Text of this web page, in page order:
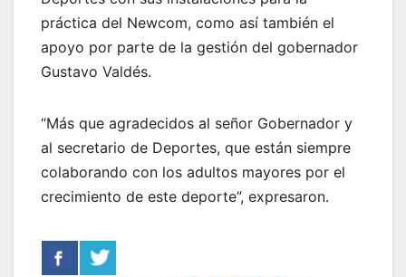
práctica del Newcom, como así también el
apoyo por parte de la gestión del gobernador
Gustavo Valdés.
“Más que agradecidos al señor Gobernador y
al secretario de Deportes, que están siempre
colaborando con los adultos mayores por el
crecimiento de este deporte”, expresaron.